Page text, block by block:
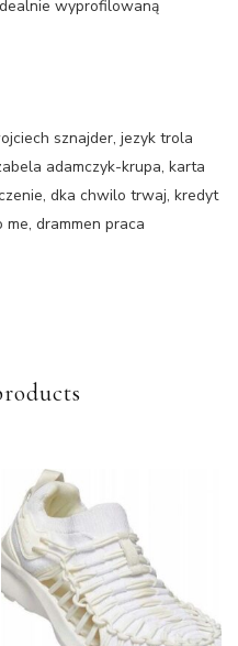
wyprofilowaną
sznajder, jezyk trola
adamczyk-krupa, karta
dka chwilo trwaj, kredyt
drammen praca